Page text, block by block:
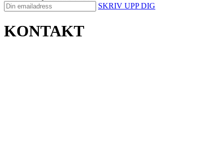
SKRIV UPP DIG
KONTAKT